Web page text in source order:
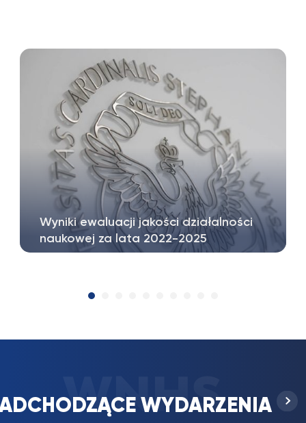
Wyniki ewaluacji jakości działalności
naukowej za lata 2022-2025
WYDARZENIA